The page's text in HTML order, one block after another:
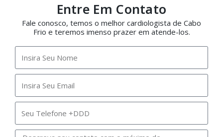
Entre Em Contato
Fale conosco, temos o melhor cardiologista de Cabo
Frio e teremos imenso prazer em atende-los.